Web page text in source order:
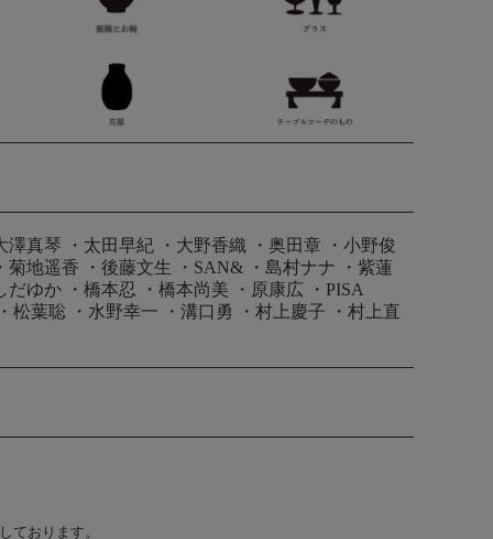
澤真琴 ・ 太田早紀 ・ 大野香織 ・ 奥田章 ・ 小野俊
菊地遥香 ・ 後藤文生 ・ SAN& ・ 島村ナナ ・ 紫蓮
だゆか
・ 橋本忍 ・ 橋本尚美 ・ 原康広 ・ PISA
松葉聡 ・ 水野幸一 ・ 溝口勇 ・ 村上慶子 ・ 村上直
ております。